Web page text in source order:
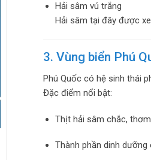
Hải sâm vú trắng
Hải sâm tại đây được
3. Vùng biển Phú
Phú Quốc có hệ sinh thái
Đặc điểm nổi bật:
Thịt hải sâm chắc, thơm
Thành phần dinh dưỡng